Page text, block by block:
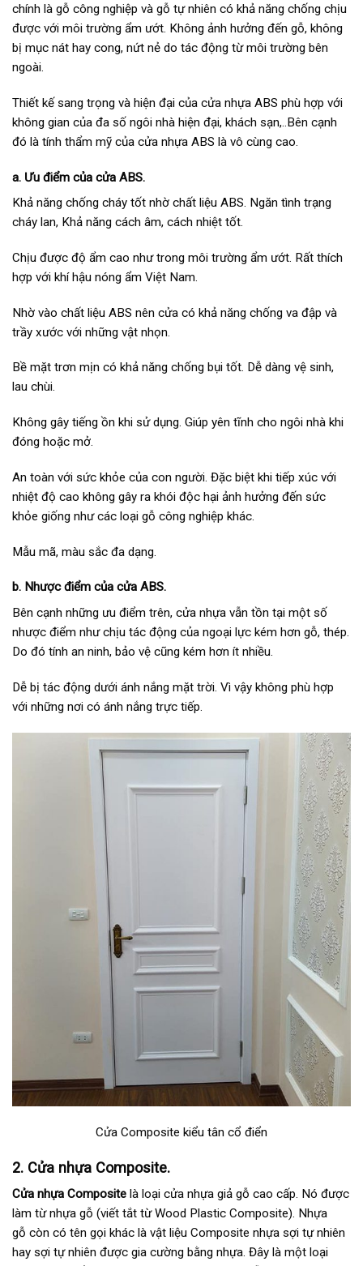
chính là gỗ công nghiệp và gỗ tự nhiên có khả năng chống chịu
được với môi trường ẩm ướt. Không ảnh hưởng đến gỗ, không
bị mục nát hay cong, nứt nẻ do tác động từ môi trường bên
ngoài.
Thiết kế sang trọng và hiện đại của cửa nhựa ABS phù hợp với
không gian của đa số ngôi nhà hiện đại, khách sạn,..Bên cạnh
đó là tính thẩm mỹ của cửa nhựa ABS là vô cùng cao.
a. Ưu điểm của cửa ABS.
Khả năng chống cháy tốt nhờ chất liệu ABS. Ngăn tình trạng
cháy lan, Khả năng cách âm, cách nhiệt tốt.
Chịu được độ ẩm cao như trong môi trường ẩm ướt. Rất thích
hợp với khí hậu nóng ẩm Việt Nam.
Nhờ vào chất liệu ABS nên cửa có khả năng chống va đập và
trầy xước với những vật nhọn.
Bề mặt trơn mịn có khả năng chống bụi tốt. Dễ dàng vệ sinh,
lau chùi.
Không gây tiếng ồn khi sử dụng. Giúp yên tĩnh cho ngôi nhà khi
đóng hoặc mở.
An toàn với sức khỏe của con người. Đặc biệt khi tiếp xúc với
nhiệt độ cao không gây ra khói độc hại ảnh hưởng đến sức
khỏe giống như các loại gỗ công nghiệp khác.
Mẫu mã, màu sắc đa dạng.
b. Nhược điểm của cửa ABS.
Bên cạnh những ưu điểm trên, cửa nhựa vẫn tồn tại một số
nhược điểm như chịu tác động của ngoại lực kém hơn gỗ, thép.
Do đó tính an ninh, bảo vệ cũng kém hơn ít nhiều.
Dễ bị tác động dưới ánh nắng mặt trời. Vì vậy không phù hợp
với những nơi có ánh nắng trực tiếp.
Cửa Composite kiểu tân cổ điển
2. Cửa nhựa Composite.
Cửa nhựa Composite là loại cửa nhựa giả gỗ cao cấp. Nó được
làm từ nhựa gỗ (viết tắt từ Wood Plastic Composite). Nhựa
gỗ còn có tên gọi khác là vật liệu Composite nhựa sợi tự nhiên
hay sợi tự nhiên được gia cường bằng nhựa. Đây là một loại